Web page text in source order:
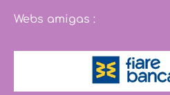
Webs amigas :